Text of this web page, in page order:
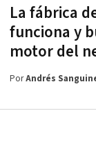
La fábrica
funciona y
motor del
PorAndrés